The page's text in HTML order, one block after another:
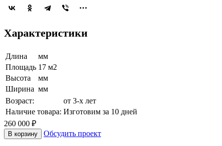
Характеристики
Длина
мм
Площадь 17 м2
Высота
мм
Ширина мм
Возраст:
от 3-х лет
Наличие товара: Изготовим за 10 дней
260 000 ₽
В корзину Обсудить проект